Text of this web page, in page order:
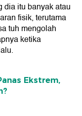
dia itu banyak atau
fisik, terutama
tuh mengolah
ketika
Ekstrem,